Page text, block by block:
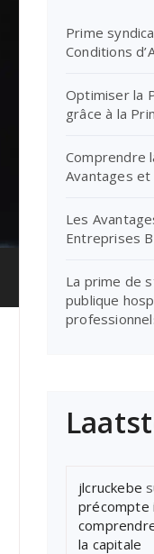
Prime
Conditions
Optimiser la
grâce à la
Comprendre
Avantages et
Les
Entreprises
La prime de
publique
jlcruckebe
précompte
la capitale